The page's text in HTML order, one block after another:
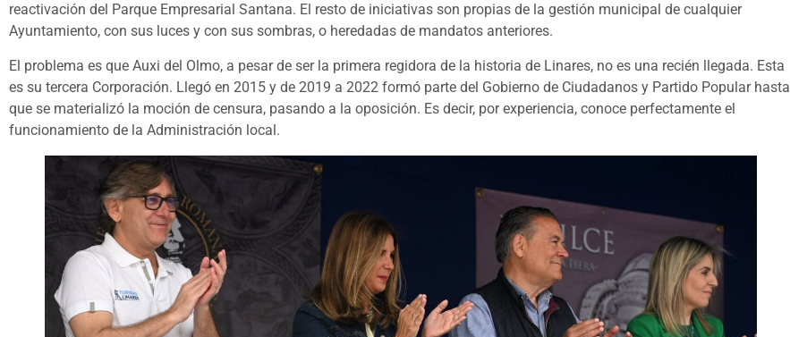
reactivación del Parque Empresarial Santana. El resto de iniciativas son propias de la gestión municipal de cualquier
Ayuntamiento, con sus luces y con sus sombras, o heredadas de mandatos anteriores.
El problema es que Auxi del Olmo, a pesar de ser la primera regidora de la historia de Linares, no es una recién llegada. Esta
es su tercera Corporación. Llegó en 2015 y de 2019 a 2022 formó parte del Gobierno de Ciudadanos y Partido Popular hasta
que se materializó la moción de censura, pasando a la oposición. Es decir, por experiencia, conoce perfectamente el
funcionamiento de la Administración local.